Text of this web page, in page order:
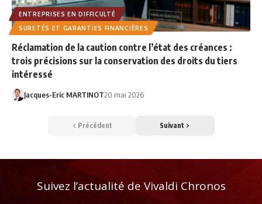
ENTREPRISES EN DIFFICULTÉ
SURETÉS ET GARANTIES FINANCIÈRES
Réclamation de la caution contre l’état des créances :
trois précisions sur la conservation des droits du tiers
intéressé
Jacques-Eric MARTINOT20 mai 2026
Précédent Suivant
Suivez l’actualité de Vivaldi Chronos